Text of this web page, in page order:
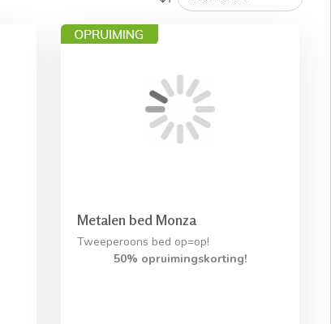
Metalen bed Monza
Tweeperoons bed op=op!
50% opruimingskorting!